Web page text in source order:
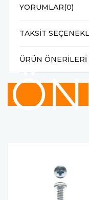
YORUMLAR(0)
TAKSIT
ÜRÜN ÖNERILERI